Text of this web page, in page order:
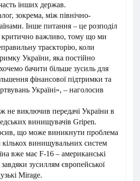
інших держав.
зокрема, між північно-
Інше питання – це розподіл
критично важливо, тому що ми
траєкторію, коли
України, яка постійно
бачити більше зусиль для
фінансової підтримки та
Україні», – наголосив
не виключив передачі України в
винищувачів Gripen.
що може виникнути проблема
кількох винищувальних систем
вже має F-16 – американські
зусиллям європейської
Mirage.